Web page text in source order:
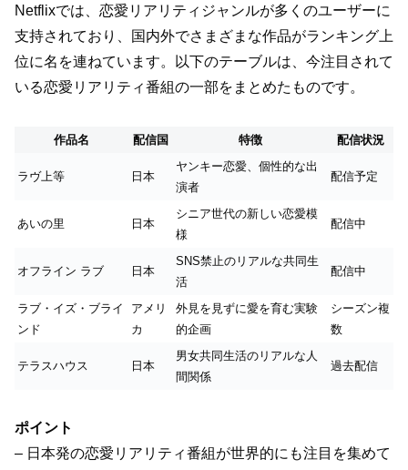
Netflixでは、恋愛リアリティジャンルが多くのユーザーに
支持されており、国内外でさまざまな作品がランキング上
位に名を連ねています。以下のテーブルは、今注目されて
いる恋愛リアリティ番組の一部をまとめたものです。
作品名 配信国 特徴 配信状況
ラヴ上等 日本
ヤンキー恋愛、個性的な出
演者
配信予定
あいの里 日本
シニア世代の新しい恋愛模
様
配信中
オフライン ラブ 日本
SNS禁止のリアルな共同生
活
配信中
ラブ・イズ・ブライ
ンド
アメリ
カ
外見を見ずに愛を育む実験
的企画
シーズン複
数
テラスハウス 日本
男女共同生活のリアルな人
間関係
過去配信
ポイント
– 日本発の恋愛リアリティ番組が世界的にも注目を集めて